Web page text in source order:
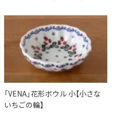
「VENA」花形ボウル 小【小さな
いちごの輪】